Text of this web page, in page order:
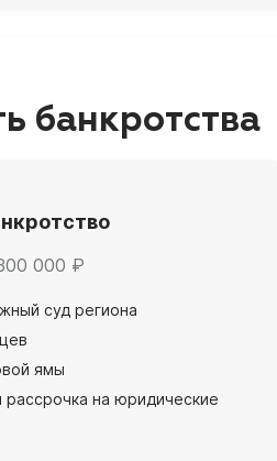
банкротства
000 ₽
суд региона
ямы
рассрочка на юридические